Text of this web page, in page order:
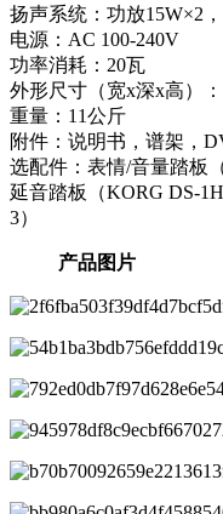
扬声系统：功放15W×2
电源：AC 100-240V
功率消耗：20瓦
外形尺寸（宽x深x高）
重量：11公斤
附件：说明书，谱架，
选配件：表情/音量踏板
延音踏板（KORG DS-
3）
产品图片